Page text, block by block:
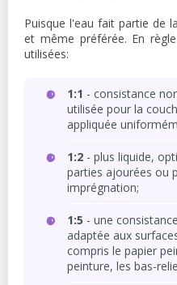
Puisque l'eau fait partie de
et même préférée. En
utilisées:
1:1 - consistance
utilisée pour la
appliquée
1:2 - plus liquide,
parties ajourées ou
imprégnation;
1:5 - une
adaptée aux
compris le papier
peinture, les bas-